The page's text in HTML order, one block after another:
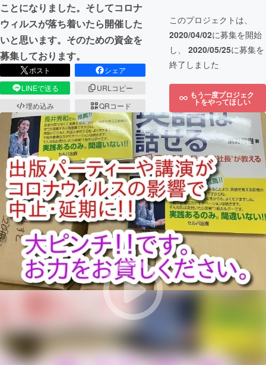
ことになりました。そしてコロナ
ウィルスが落ち着いたら開催した
いと思います。そのための資金を
募集しております。
ポスト
シェア
LINEで送る
URLコピー
埋め込み
QRコード
このプロジェクトは、
2020/04/02に募集を開始
し、 2020/05/25に募集を
終了しました
もう一度プロジェク
トをやってほしい